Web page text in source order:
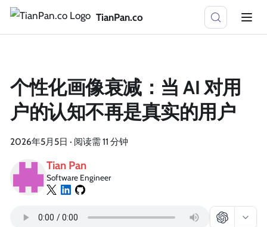
TianPan.co
个性化画像衰减：当 AI 对用
户的认知不再是真实的用户
2026年5月5日 · 阅读需 11 分钟
Tian Pan
Software Engineer